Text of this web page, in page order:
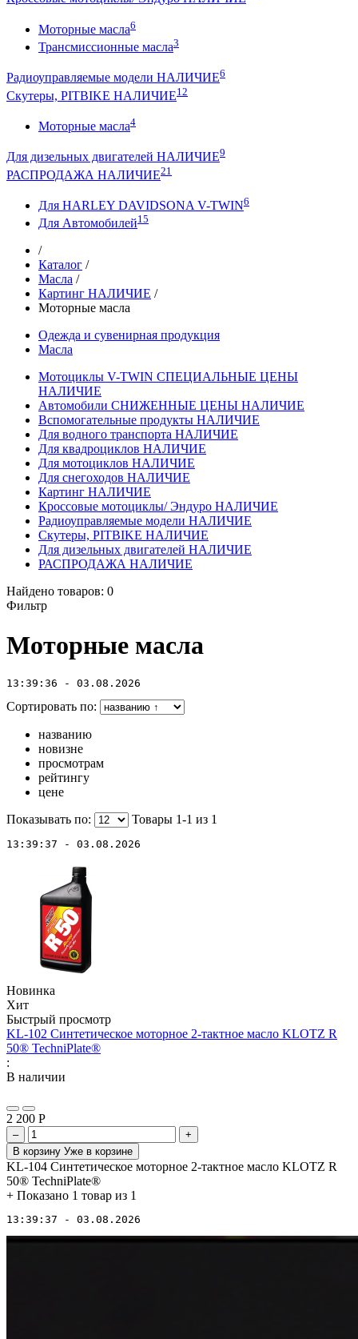
Моторные масла6
Трансмиссионные масла3
Радиоуправляемые модели НАЛИЧИЕ6
Скутеры, PITBIKE НАЛИЧИЕ12
Моторные масла4
Для дизельных двигателей НАЛИЧИЕ9
РАСПРОДАЖА НАЛИЧИЕ21
Для HARLEY DAVIDSONA V-TWIN6
Для Автомобилей15
/
Каталог /
Масла /
Картинг НАЛИЧИЕ /
Моторные масла
Одежда и сувенирная продукция
Масла
Мотоциклы V-TWIN СПЕЦИАЛЬНЫЕ ЦЕНЫ
НАЛИЧИЕ
Автомобили СНИЖЕННЫЕ ЦЕНЫ НАЛИЧИЕ
Вспомогательные продукты НАЛИЧИЕ
Для водного транспорта НАЛИЧИЕ
Для квадроциклов НАЛИЧИЕ
Для мотоциклов НАЛИЧИЕ
Для снегоходов НАЛИЧИЕ
Картинг НАЛИЧИЕ
Кроссовые мотоциклы/ Эндуро НАЛИЧИЕ
Радиоуправляемые модели НАЛИЧИЕ
Скутеры, PITBIKE НАЛИЧИЕ
Для дизельных двигателей НАЛИЧИЕ
РАСПРОДАЖА НАЛИЧИЕ
Найдено товаров: 0
Фильтр
Моторные масла
13:39:36 - 03.08.2026
Сортировать по:
названию
новизне
просмотрам
рейтингу
цене
Показывать по:
Товары 1-1 из 1
13:39:37 - 03.08.2026
Новинка
Хит
Быстрый просмотр
KL-102 Синтетическое моторное 2-тактное масло KLOTZ R
50® TechniPlate®
:
В наличии
2 200 Р
–
+
В корзину Уже в корзине
KL-104 Синтетическое моторное 2-тактное масло KLOTZ R
50® TechniPlate®
+ Показано 1 товар из 1
13:39:37 - 03.08.2026